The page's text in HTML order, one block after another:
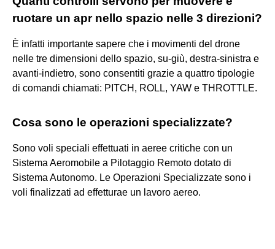
ruotare un apr nello spazio nelle 3 direzioni?
È infatti importante sapere che i movimenti del drone
nelle tre dimensioni dello spazio, su-giù, destra-sinistra e
avanti-indietro, sono consentiti grazie a quattro tipologie
di comandi chiamati: PITCH, ROLL, YAW e THROTTLE.
Cosa sono le operazioni specializzate?
Sono voli speciali effettuati in aeree critiche con un
Sistema Aeromobile a Pilotaggio Remoto dotato di
Sistema Autonomo. Le Operazioni Specializzate sono i
voli finalizzati ad effetturae un lavoro aereo.